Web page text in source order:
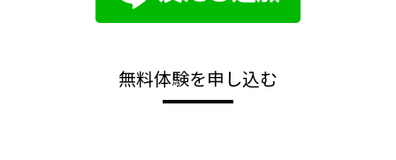
無料体験を申し込む